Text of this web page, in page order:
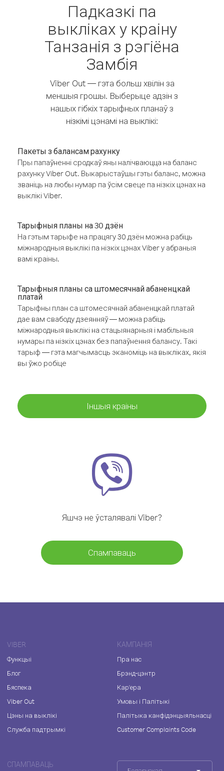
Падказкі па
выкліках у краіну
Танзанія з рэгіёна
Замбія
Viber Out — гэта больш хвілін за
меншыя грошы. Выберыце адзін з
нашых гібкіх тарыфных планаў з
нізкімі цэнамі на выклікі:
Пакеты з балансам рахунку
Пры папаўненні сродкаў яны налічваюцца на баланс
рахунку Viber Out. Выкарыстаўшы гэты баланс, можна
званіць на любы нумар па ўсім свеце па нізкіх цэнах на
выклікі Viber.
Тарыфныя планы на 30 дзён
На гэтым тарыфе на працягу 30 дзён можна рабіць
міжнародныя выклікі па нізкіх цэнах Viber у абраныя
вамі краіны.
Тарыфныя планы са штомесячнай абаненцкай
платай
Тарыфны план са штомесячнай абаненцкай платай
дае вам свабоду дзеянняў — можна рабіць
міжнародныя выклікі на стацыянарныя і мабільныя
нумары па нізкіх цэнах без папаўнення балансу. Такі
тарыф — гэта магчымасць эканоміць на выкліках, якія
вы ўжо робіце
Іншыя краіны
Яшчэ не ўсталявалі Viber?
Спампаваць
VIBER
Функцыі
Блог
Бяспека
Viber Out
Цэны на выклікі
Служба падтрымкі
КАМПАНІЯ
Пра нас
Брэнд-цэнтр
Кар'ера
Умовы і Палітыкі
Палітыка канфідэнцыяльнасці
Customer Complaints Code
СПАМПАВАЦЬ